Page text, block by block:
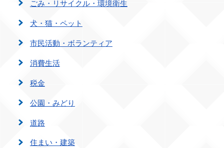
ごみ・リサイクル・環境衛生
犬・猫・ペット
市民活動・ボランティア
消費生活
税金
公園・みどり
道路
住まい・建築